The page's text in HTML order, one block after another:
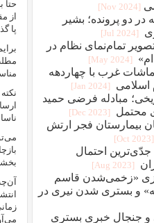
حتا
از
پا
[2024 Nov]
دو پرونده؛ بشیر
[2024 Jul]
تمام‌نمای نظام در
[2024 May]
غرب با چهاردهه
اسلامی
[2024 Jan]
مبادله فرضی حمید
محتمل
[2023 Dec]
بیمارستان فجر ارتش
[2023 Oct]
احتمال
[2023 Aug]
«زخمی‌شدن قاسم
و بستری شدن نیری در
و جنجال خبری بستری